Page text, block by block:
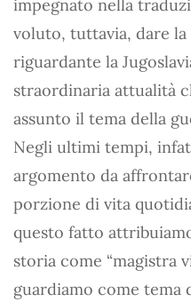
impegnato nella
voluto, tuttavia, dare
riguardante la
straordinaria attualità
assunto il tema della
Negli ultimi tempi,
argomento da
porzione di vita
questo fatto
storia come “magistra
guardiamo come